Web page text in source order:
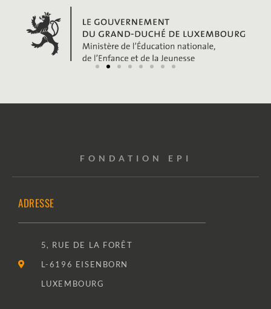
FONDATION EPI
ADRESSE
5, RUE DE LA FORÊT
L-6196 EISENBORN
LUXEMBOURG